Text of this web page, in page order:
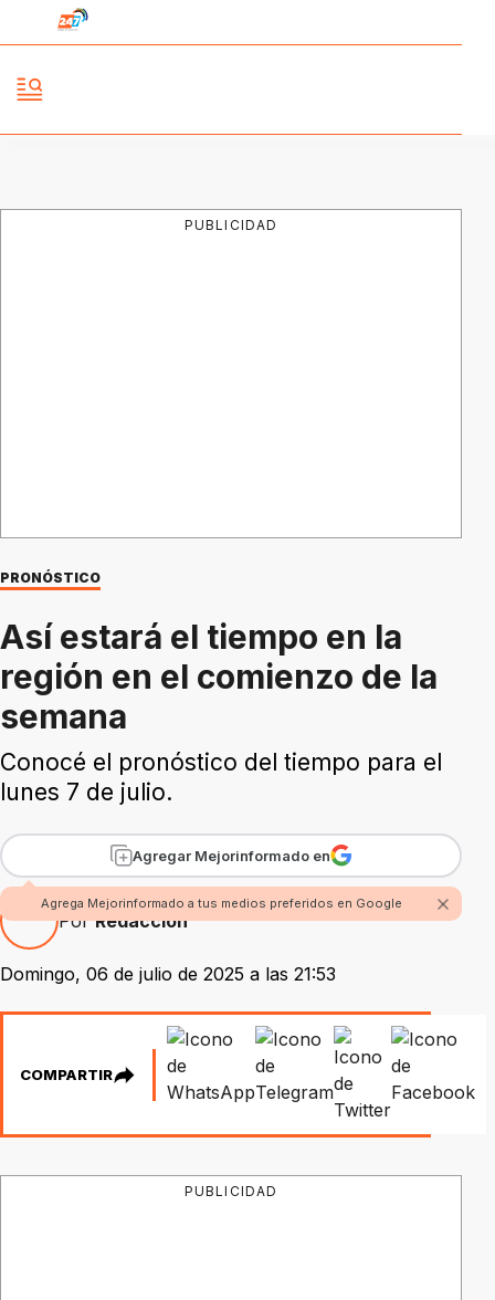
PUBLICIDAD
PRONÓSTICO
Así estará el tiempo en la
región en el comienzo de la
semana
Conocé el pronóstico del tiempo para el
lunes 7 de julio.
Agregar Mejorinformado en
Agrega Mejorinformado a tus medios preferidos en Google
PorRedacción
Domingo, 06 de julio de 2025 a las 21:53
COMPARTIR
PUBLICIDAD